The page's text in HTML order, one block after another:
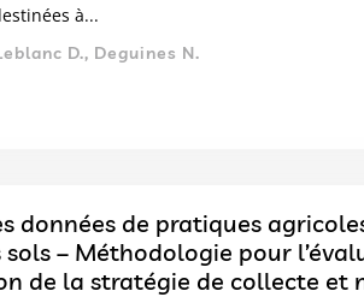
à...
D., Deguines N.
données de pratiques
– Méthodologie pour
de la stratégie de collecte et